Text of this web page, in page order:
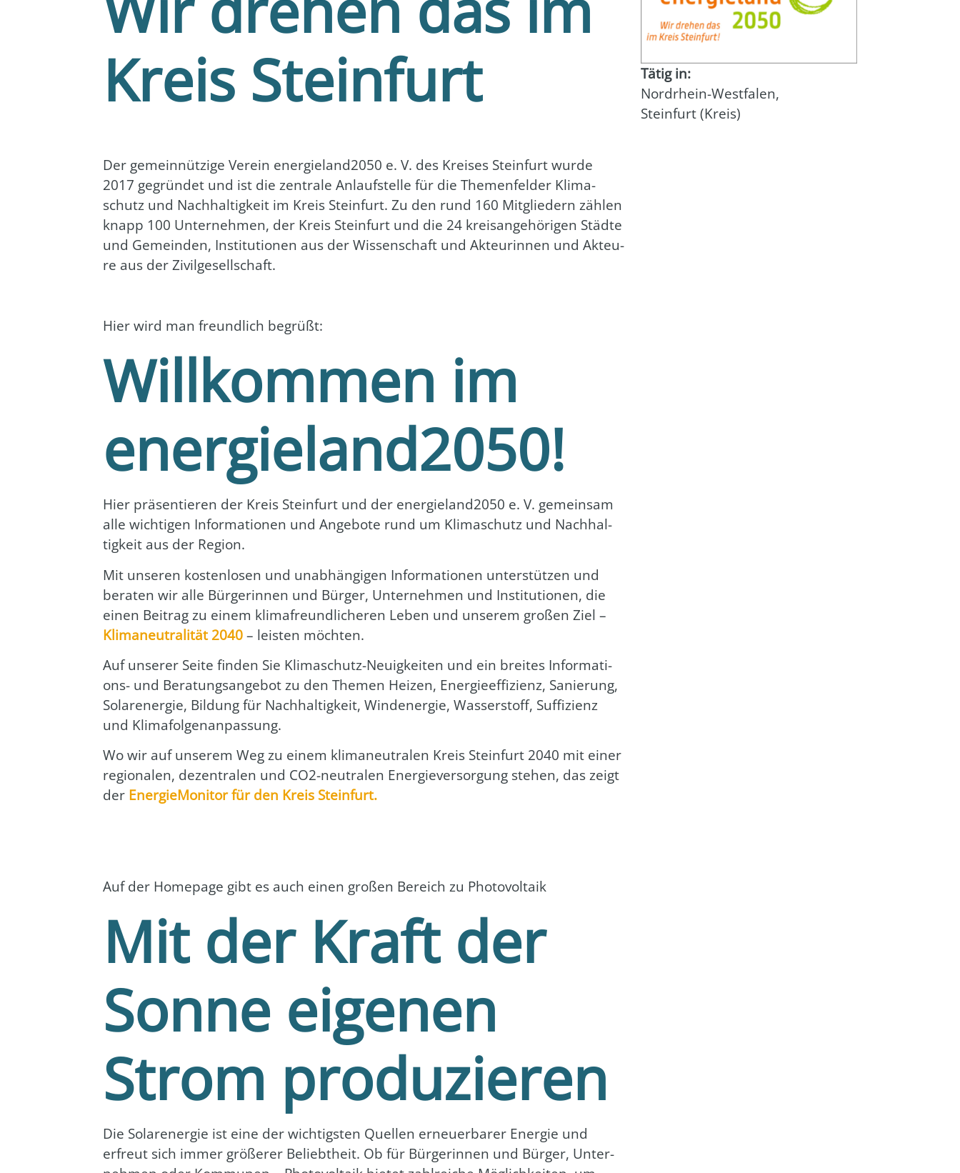
Kreis Steinfurt
Der gemein­nüt­zi­ge Ver­ein energieland2050 e. V. des Krei­ses Stein­furt wur­de
2017 gegrün­det und ist die zen­tra­le Anlauf­stel­le für die The­men­fel­der Kli­ma­
schutz und Nach­hal­tig­keit im Kreis Stein­furt. Zu den rund 160 Mit­glie­dern zäh­len
knapp 100 Unter­neh­men, der Kreis Stein­furt und die 24 kreis­an­ge­hö­ri­gen Städ­te
und Gemein­den, Insti­tu­tio­nen aus der Wis­sen­schaft und Akteu­rin­nen und Akteu­
re aus der Zivil­ge­sell­schaft.
Hier wird man freund­lich begrüßt:
Willkommen im
energieland2050!
Hier prä­sen­tie­ren der Kreis Stein­furt und der energieland2050 e. V. gemein­sam
alle wich­ti­gen Infor­ma­tio­nen und Ange­bo­te rund um Kli­ma­schutz und Nach­hal­
tig­keit aus der Regi­on.
Mit unse­ren kos­ten­lo­sen und unab­hän­gi­gen Infor­ma­tio­nen unter­stüt­zen und
bera­ten wir alle Bür­ge­rin­nen und Bür­ger, Unter­neh­men und Insti­tu­tio­nen, die
einen Bei­trag zu einem kli­ma­freund­li­che­ren Leben und unse­rem gro­ßen Ziel –
Kli­ma­neu­tra­li­tät 2040– leis­ten möch­ten.
Auf unse­rer Sei­te fin­den Sie Kli­ma­schutz-Neu­ig­kei­ten und ein brei­tes Infor­ma­ti­
ons- und Bera­tungs­an­ge­bot zu den The­men Hei­zen, Ener­gie­ef­fi­zi­enz, Sanie­rung,
Solar­ener­gie, Bil­dung für Nach­hal­tig­keit, Wind­ener­gie, Was­ser­stoff, Suf­fi­zi­enz
und Kli­ma­fol­gen­an­pas­sung.
Wo wir auf unse­rem Weg zu einem kli­ma­neu­tra­len Kreis Stein­furt 2040 mit einer
regio­na­len, dezen­tra­len und CO2-neu­tra­len Ener­gie­ver­sor­gung ste­hen, das zeigt
der Ener­gie­Mo­ni­tor für den Kreis Stein­furt.
Auf der Home­page gibt es auch einen gro­ßen Bereich zu Pho­to­vol­ta­ik
Mit der Kraft der
Sonne eigenen
Strom produzieren
Die Solar­ener­gie ist eine der wich­tigs­ten Quel­len erneu­er­ba­rer Ener­gie und
erfreut sich immer grö­ße­rer Beliebt­heit. Ob für Bür­ge­rin­nen und Bür­ger, Unter­
Tätig in:
Nordrhein-Westfalen,
Steinfurt (Kreis)